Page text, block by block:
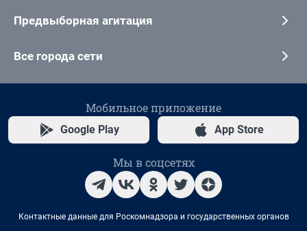
Предвыборная агитация
Все города сети
Мобильное приложение
Google Play App Store
Мы в соцсетях
Контактные данные для Роскомнадзора и государственных органов